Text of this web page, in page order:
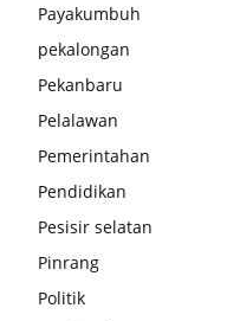
Payakumbuh
pekalongan
Pekanbaru
Pelalawan
Pemerintahan
Pendidikan
Pesisir selatan
Pinrang
Politik